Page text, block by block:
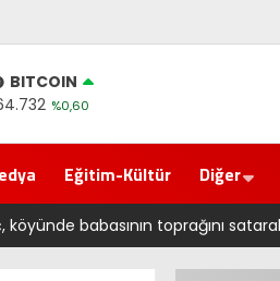
BITCOIN
%0,60
Eğitim-Kültür Diğer
toprağını satarak